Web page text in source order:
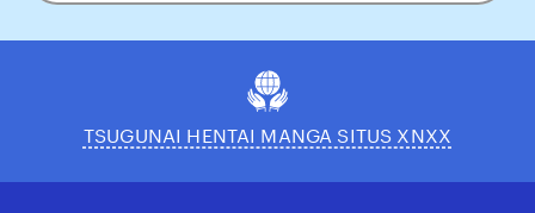
your
TSUGUNAI HENTAI MANGA SITUS XNXX